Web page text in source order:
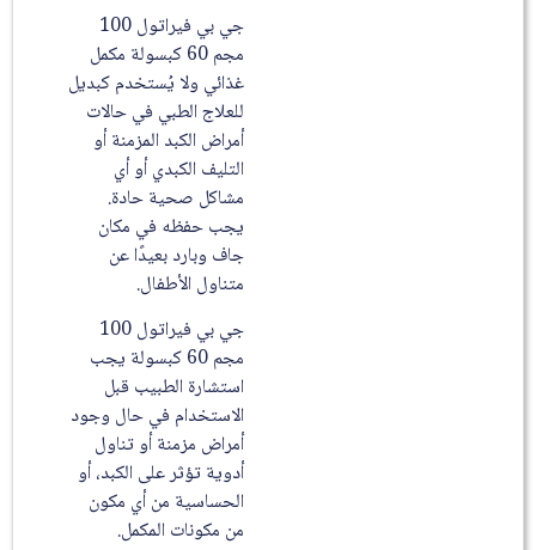
جي بي فيراتول 100
مجم 60 كبسولة مكمل
غذائي ولا يُستخدم كبديل
للعلاج الطبي في حالات
أمراض الكبد المزمنة أو
التليف الكبدي أو أي
مشاكل صحية حادة.
يجب حفظه في مكان
جاف وبارد بعيدًا عن
متناول الأطفال.
جي بي فيراتول 100
مجم 60 كبسولة يجب
استشارة الطبيب قبل
الاستخدام في حال وجود
أمراض مزمنة أو تناول
أدوية تؤثر على الكبد، أو
الحساسية من أي مكون
من مكونات المكمل.